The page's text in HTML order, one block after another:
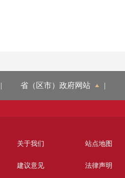
| 省（区市）政府网站 |
关于我们 站点地图
建议意见 法律声明